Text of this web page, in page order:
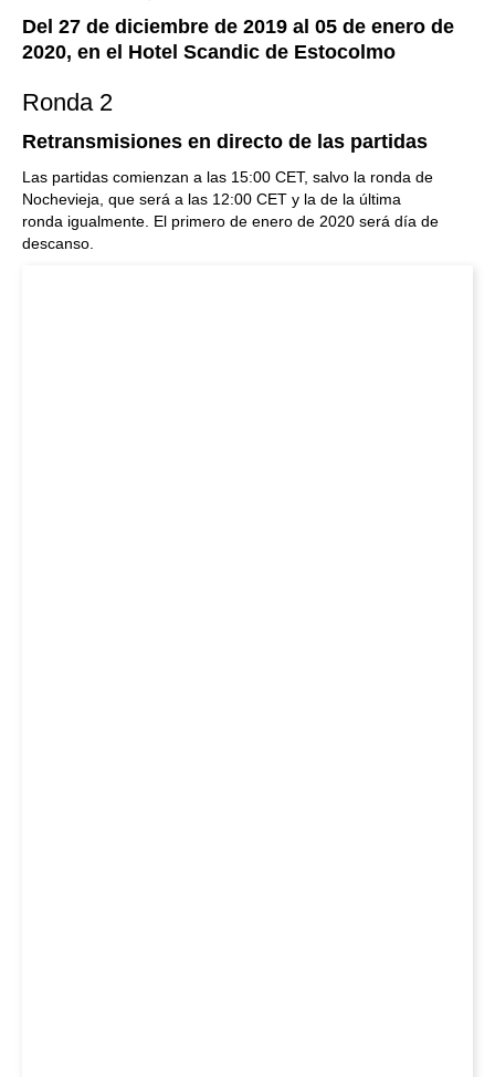
Del 27 de diciembre de 2019 al 05 de enero de
2020, en el Hotel Scandic de Estocolmo
Ronda 2
Retransmisiones en directo de las partidas
Las partidas comienzan a las 15:00 CET, salvo la ronda de
Nochevieja, que será a las 12:00 CET y la de la última
ronda igualmente. El primero de enero de 2020 será día de
descanso.